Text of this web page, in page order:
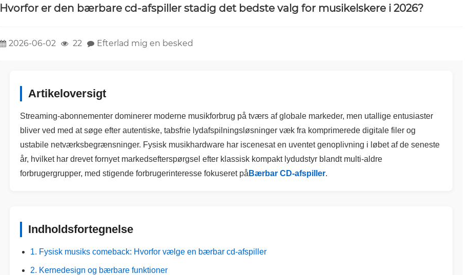
Hvorfor er den bærbare cd-afspiller stadig det bedste valg for musikelskere i 2026?
2026-06-02 22 Efterlad mig en besked
Artikeloversigt
Streaming-abonnementer dominerer moderne musikforbrug på tværs af globale markeder, men utallige entusiaster
bliver ved med at søge efter autentiske, tabsfrie lydafspilningsløsninger væk fra komprimerede digitale filer og
ustabile netværksbegrænsninger. Fysisk musikhardware har iscenesat en uventet genoplivning i løbet af de seneste
år, hvilket har drevet fornyet markedsefterspørgsel efter klassisk kompakt lydudstyr blandt multi-aldre
forbrugergrupper, med stigende forbrugerinteresse fokuseret på Bærbar CD-afspiller.
Indholdsfortegnelse
1. Fysisk musiks comeback: Hvorfor vælge en bærbar cd-afspiller
2. Kernedesign og bærbare funktioner